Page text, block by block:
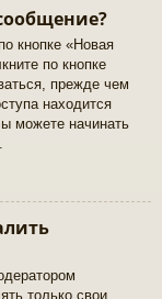
кнопке «Новая
по кнопке
прежде чем
находится
можете начинать
только свои